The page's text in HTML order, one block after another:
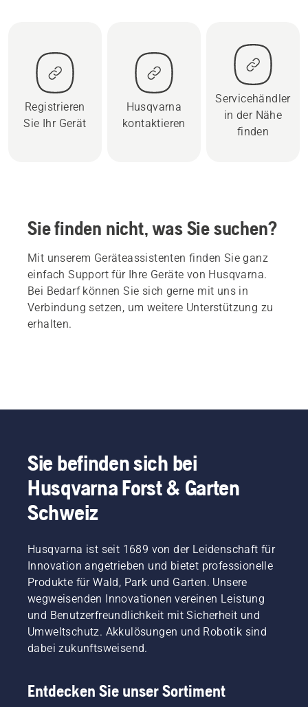
Registrieren
Sie Ihr Gerät
Husqvarna
kontaktieren
Servicehändler
in der Nähe
finden
Sie finden nicht, was Sie suchen?
Mit unserem Geräteassistenten finden Sie ganz
einfach Support für Ihre Geräte von Husqvarna.
Bei Bedarf können Sie sich gerne mit uns in
Verbindung setzen, um weitere Unterstützung zu
erhalten.
Sie befinden sich bei
Husqvarna Forst & Garten
Schweiz
Husqvarna ist seit 1689 von der Leidenschaft für
Innovation angetrieben und bietet professionelle
Produkte für Wald, Park und Garten. Unsere
wegweisenden Innovationen vereinen Leistung
und Benutzerfreundlichkeit mit Sicherheit und
Umweltschutz. Akkulösungen und Robotik sind
dabei zukunftsweisend.
Entdecken Sie unser Sortiment